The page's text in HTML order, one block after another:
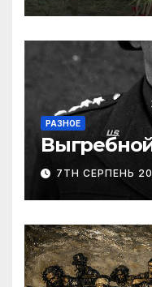
РАЗНОЕ
7TH СЕРПЕНЬ